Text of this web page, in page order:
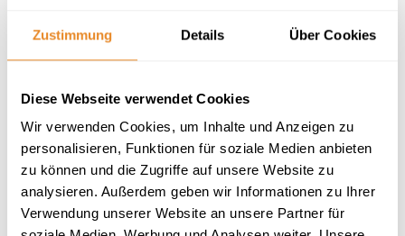
Zustimmung Details Über Cookies
Diese Webseite verwendet Cookies
Wir verwenden Cookies, um Inhalte und Anzeigen zu
personalisieren, Funktionen für soziale Medien anbieten
zu können und die Zugriffe auf unsere Website zu
analysieren. Außerdem geben wir Informationen zu Ihrer
Verwendung unserer Website an unsere Partner für
Auf die Merkliste
Ausstattung
46 Bewertungen